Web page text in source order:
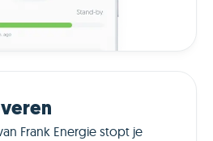
Frank Energie stopt je